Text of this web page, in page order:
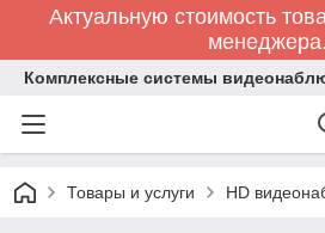
Актуальную стоимость
менеджера.
Комплексные системы
Товары и услуги HD